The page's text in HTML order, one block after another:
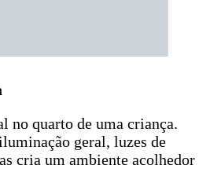
no quarto de uma criança.
geral, luzes de
cria um ambiente acolhedor